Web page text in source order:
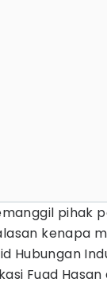
pihak
kenapa
Hubungan
Fuad